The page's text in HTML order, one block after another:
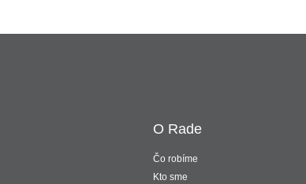
O Rade
Čo robíme
Kto sme